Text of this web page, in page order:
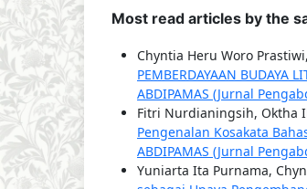
Most read articles by the
Chyntia Heru Woro
PEMBERDAYAAN BUDAYA
ABDIPAMAS (Jurnal
Fitri Nurdianingsih, Oktha
Pengenalan Kosakata
ABDIPAMAS (Jurnal
Yuniarta Ita Purnama,